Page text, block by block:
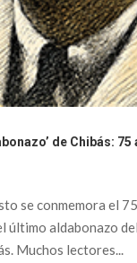
de Chibás: 75
se conmemora el
último aldabonazo
Muchos lectores...